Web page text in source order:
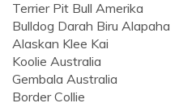
Terrier Pit Bull Amerika
Bulldog Darah Biru Alapaha
Alaskan Klee Kai
Koolie Australia
Gembala Australia
Border Collie